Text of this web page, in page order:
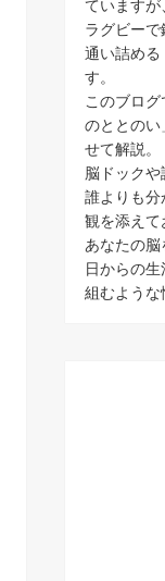
ラグビー
通い詰め
す。
このブロ
のととの
せて解説。
脳ドックや
誰よりも
観を添えて
あなたの
日からの
組むような